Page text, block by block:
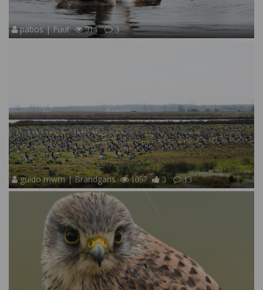
pabos | Fuut 914 3
guido mwm | Brandgans 1057 3 13